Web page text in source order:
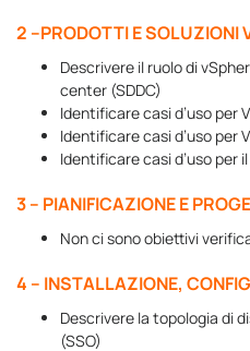
2 –PRODOTTI E SOLUZIONI
Descrivere il ruolo di
center (SDDC)
Identificare casi d’uso per
Identificare casi d’uso per
Identificare casi d’uso per
3 – PIANIFICAZIONE E
Non ci sono obiettivi
4 – INSTALLAZIONE,
Descrivere la topologia di
(SSO)